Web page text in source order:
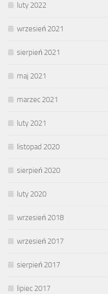
luty 2022
wrzesień 2021
sierpień 2021
maj 2021
marzec 2021
luty 2021
listopad 2020
sierpień 2020
luty 2020
wrzesień 2018
wrzesień 2017
sierpień 2017
lipiec 2017